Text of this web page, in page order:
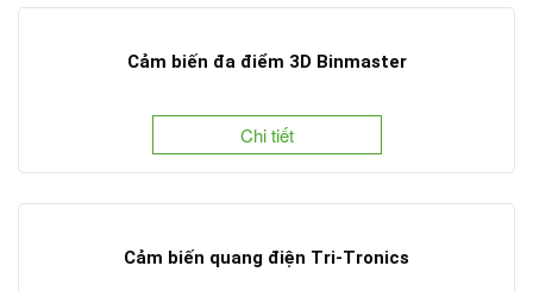
Cảm biến đa điểm 3D Binmaster
Chi tiết
Cảm biến quang điện Tri-Tronics